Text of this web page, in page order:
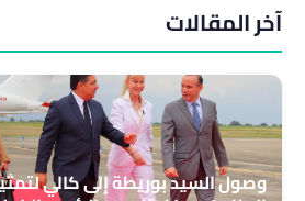
آخر المقالات
وصول السيد بوريطة إلى كالي